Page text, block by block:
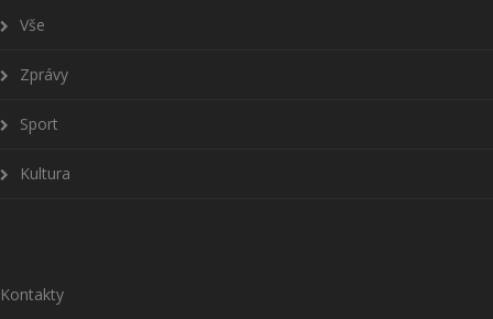
Vše
Zprávy
Sport
Kultura
Kontakty